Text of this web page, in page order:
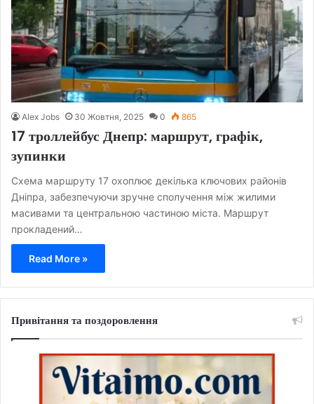
Alex Jobs 30 Жовтня, 2025 0 865
17 троллейбус Днепр: маршрут, графік,
зупинки
Схема маршруту 17 охоплює декілька ключових районів
Дніпра, забезпечуючи зручне сполучення між жилими
масивами та центральною частиною міста. Маршрут
прокладений…
Read More »
Привітання та поздоровлення